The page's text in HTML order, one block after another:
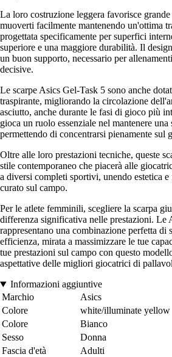
La loro costruzione leggera favorisce
muoverti facilmente mantenendo un'ottima
progettata specificamente per superfici
superiore e una maggiore durabilità. Il
un buon supporto, necessario per
decisive.
Le scarpe Asics Gel-Task 5 sono anche
traspirante, migliorando la circolazione
asciutto, anche durante le fasi di gioco più
gioca un ruolo essenziale nel mantenere una
permettendo di concentrarsi pienamente sul
Oltre alle loro prestazioni tecniche, queste
stile contemporaneo che piacerà alle
a diversi completi sportivi, unendo estetica
curato sul campo.
Per le atlete femminili, scegliere la scarpa
differenza significativa nelle prestazioni. Le
rappresentano una combinazione perfetta di
efficienza, mirata a massimizzare le tue
tue prestazioni sul campo con questo
aspettative delle migliori giocatrici di
Informazioni aggiuntive
Marchio
Asics
Colore
white/illuminate yellow
Colore
Bianco
Sesso
Donna
Fascia d'età
Adulti